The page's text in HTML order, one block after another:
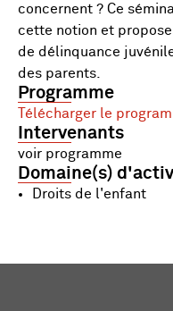
concernent ? Ce
cette notion et
de délinquance
des parents.
Programme
Télécharger le
Intervenants
voir programme
Domaine(s)
Droits de l'enfant